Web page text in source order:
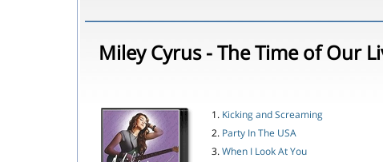
Miley Cyrus - The Time of Our
1. Kicking and Screaming
2. Party In The USA
3.When I Look At You